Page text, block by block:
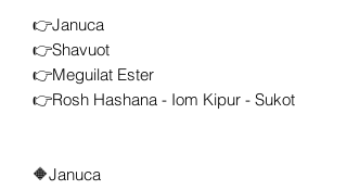
👉Januca
👉Shavuot
👉Meguilat Ester
👉Rosh Hashana - Iom Kipur - Sukot
🔶Januca